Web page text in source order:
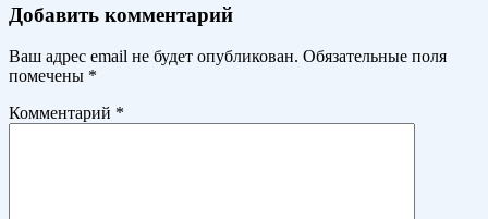
Добавить комментарий
Ваш адрес email не будет опубликован. Обязательные поля
помечены *
Комментарий *